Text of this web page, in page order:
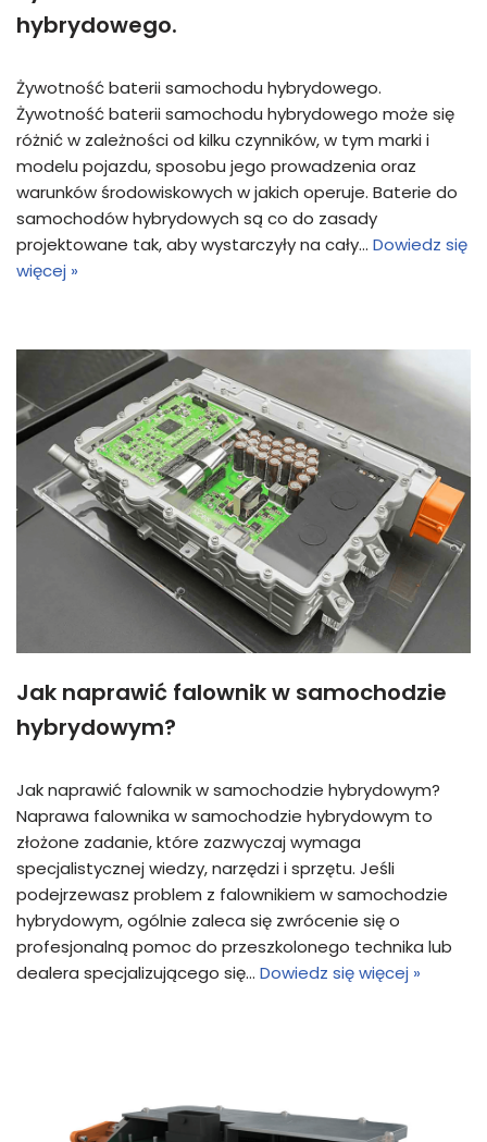
hybrydowego.
Żywotność baterii samochodu hybrydowego.
Żywotność baterii samochodu hybrydowego może się
różnić w zależności od kilku czynników, w tym marki i
modelu pojazdu, sposobu jego prowadzenia oraz
warunków środowiskowych w jakich operuje. Baterie do
samochodów hybrydowych są co do zasady
projektowane tak, aby wystarczyły na cały… Dowiedz się
więcej »
Jak naprawić falownik w samochodzie
hybrydowym?
Jak naprawić falownik w samochodzie hybrydowym?
Naprawa falownika w samochodzie hybrydowym to
złożone zadanie, które zazwyczaj wymaga
specjalistycznej wiedzy, narzędzi i sprzętu. Jeśli
podejrzewasz problem z falownikiem w samochodzie
hybrydowym, ogólnie zaleca się zwrócenie się o
profesjonalną pomoc do przeszkolonego technika lub
dealera specjalizującego się… Dowiedz się więcej »